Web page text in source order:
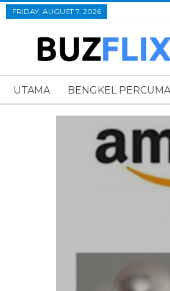
FRIDAY, AUGUST 7, 2026
UTAMA BENGKEL PERCUMA